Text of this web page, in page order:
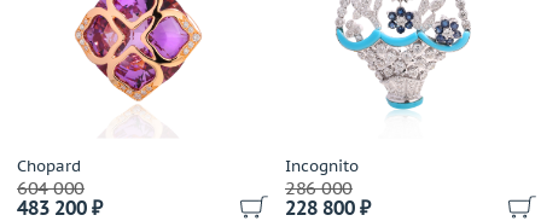
Buzio Luciano
Bvlgari
Cacharel
Cahrles Greig
Callegher Gioielli
Cantamessa
Chopard
604 000
483 200 ₽
Incognito
286 000
228 800 ₽